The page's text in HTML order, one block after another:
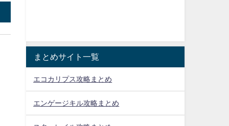
まとめサイト一覧
エコカリプス攻略まとめ
エンゲージキル攻略まとめ